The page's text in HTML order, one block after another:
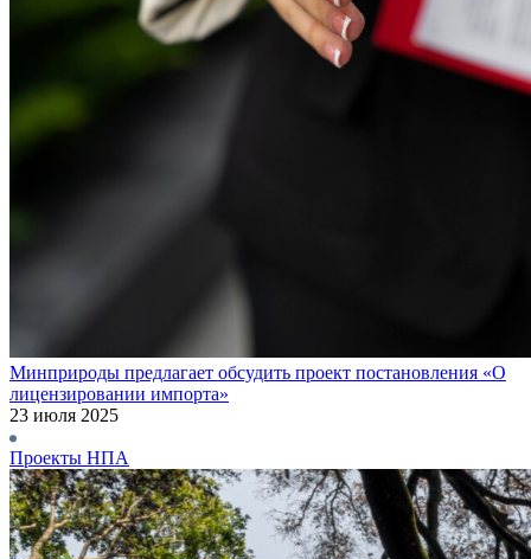
Минприроды предлагает обсудить проект постановления «О
лицензировании импорта»
23 июля 2025
Проекты НПА